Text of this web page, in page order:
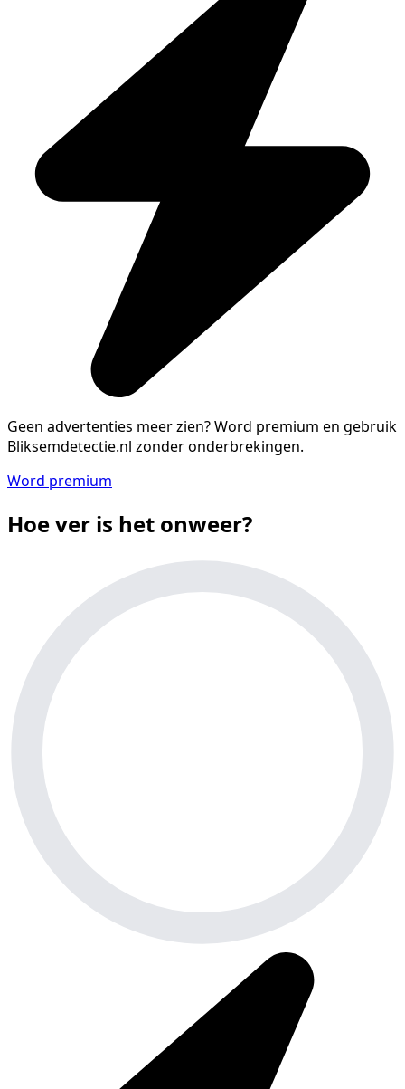
Geen advertenties meer zien?Word premium en gebruik
Bliksemdetectie.nl zonder onderbrekingen.
Word premium
Hoe ver is het onweer?